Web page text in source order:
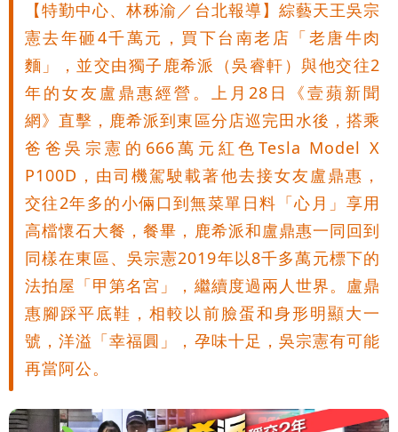
【特勤中心、林秭渝／台北報導】綜藝天王吳宗
憲去年砸4千萬元，買下台南老店「老唐牛肉
麵」，並交由獨子鹿希派（吳睿軒）與他交往2
年的女友盧鼎惠經營。上月28日《壹蘋新聞
網》直擊，鹿希派到東區分店巡完田水後，搭乘
爸爸吳宗憲的666萬元紅色Tesla Model X
P100D，由司機駕駛載著他去接女友盧鼎惠，
交往2年多的小倆口到無菜單日料「心月」享用
高檔懷石大餐，餐畢，鹿希派和盧鼎惠一同回到
同樣在東區、吳宗憲2019年以8千多萬元標下的
法拍屋「甲第名宮」，繼續度過兩人世界。盧鼎
惠腳踩平底鞋，相較以前臉蛋和身形明顯大一
號，洋溢「幸福圓」，孕味十足，吳宗憲有可能
再當阿公。